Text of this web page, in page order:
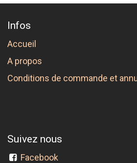
Infos
Accueil
A propos
Conditions de commande et
Suivez nous
Facebook